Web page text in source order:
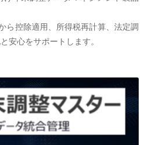
ら控除適用、所得税再計算、法定調
安心をサポートします。